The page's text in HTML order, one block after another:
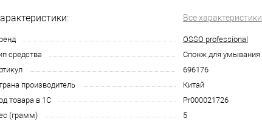
Все характеристики
OSSO professional
средства
Спонж для умывания
696176
производитель
Китай
товара в 1С
Pr000021726
(грамм)
5